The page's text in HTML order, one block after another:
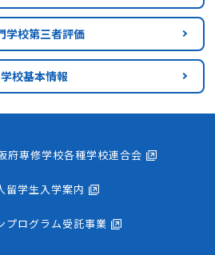
学校第三者評価
学校基本情報
府専修学校各種学校連合会
留学生入学案内
プログラム受託事業